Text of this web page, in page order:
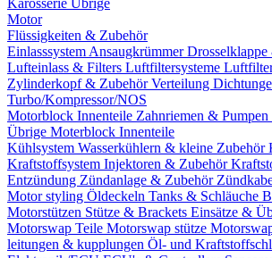
Karosserie Übrige
Motor
Flüssigkeiten & Zubehör
Einlasssystem Ansaugkrümmer
Lufteinlass & Filters Luftfiltersysteme
Zylinderkopf & ZubehörVerteilung
Turbo/Kompressor/NOS
Motorblock Innenteile Zahnriemen & Pumpen
Übrige Moterblock Innenteile
Kühlsystem Wasserkühlern & kleine Zubehör
Kraftstoffsystem Injektoren & Zubehör
Entzündung Zündanlage & Zubehör
Motor styling Öldeckeln Tanks & Schläuche
Motorstützen Stütze & Brackets Einsätze &
Motorswap Teile Motorswap stütze
leitungen & kupplungen Öl- und